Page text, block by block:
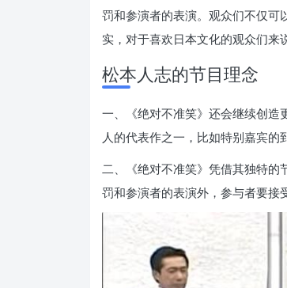
罚和参演者的表演。观众们不仅可
实，对于喜欢日本文化的观众们来
松本人志的节目理念
一、《绝对不准笑》还会继续创造
人的代表作之一，比如特别嘉宾的
二、《绝对不准笑》凭借其独特的
罚和参演者的表演外，参与者要接